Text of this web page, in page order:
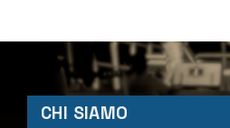
CHI SIAMO